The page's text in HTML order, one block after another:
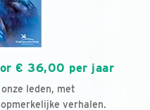
€ 36,00 per jaar
leden, met
verhalen.